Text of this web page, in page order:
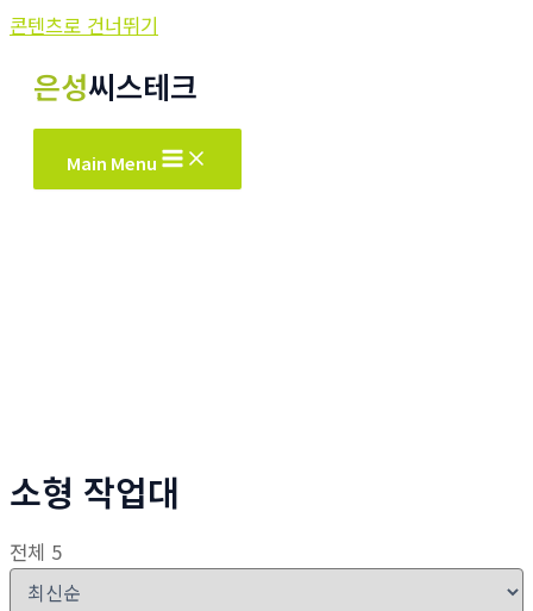
콘텐츠로 건너뛰기
은성씨스테크
Main Menu
소형 작업대
전체 5